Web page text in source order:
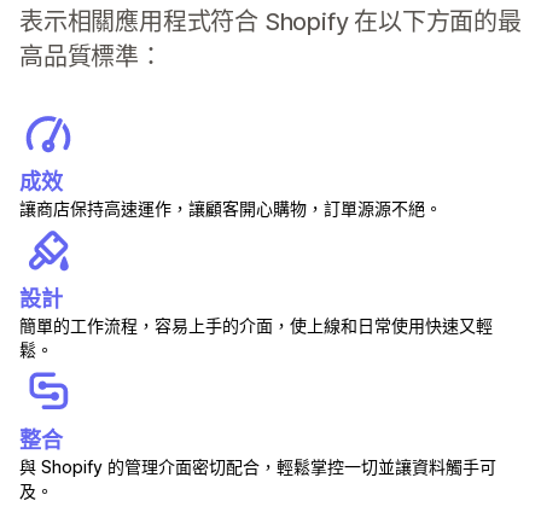
表示相關應用程式符合 Shopify 在以下方面的最
高品質標準：
成效
讓商店保持高速運作，讓顧客開心購物，訂單源源不絕。
設計
簡單的工作流程，容易上手的介面，使上線和日常使用快速又輕
鬆。
整合
與 Shopify 的管理介面密切配合，輕鬆掌控一切並讓資料觸手可
及。